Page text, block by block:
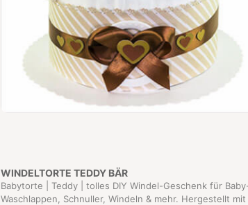
WINDELTORTE TEDDY BÄR
Babytorte | Teddy | tolles DIY Windel-Geschenk für
Waschlappen, Schnuller, Windeln & mehr. Hergestellt